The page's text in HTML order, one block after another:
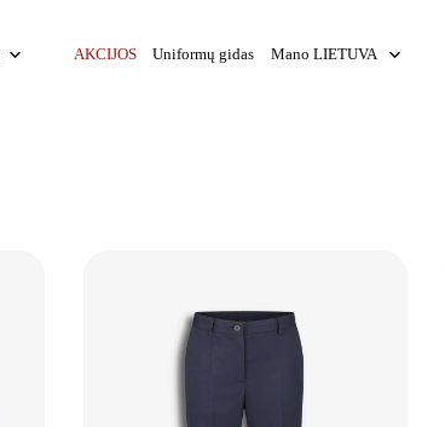
AKCIJOS Uniformų gidas Mano LIETUVA